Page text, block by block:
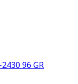
96 GR